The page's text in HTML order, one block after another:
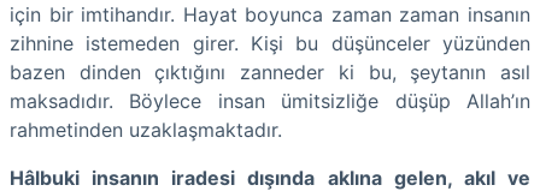
için bir imtihandır. Hayat boyunca zaman zaman insanın
zihnine istemeden girer. Kişi bu düşünceler yüzünden
bazen dinden çıktığını zanneder ki bu, şeytanın asıl
maksadıdır. Böylece insan ümitsizliğe düşüp Allah’ın
rahmetinden uzaklaşmaktadır.
Hâlbuki insanın iradesi dışında aklına gelen, akıl ve